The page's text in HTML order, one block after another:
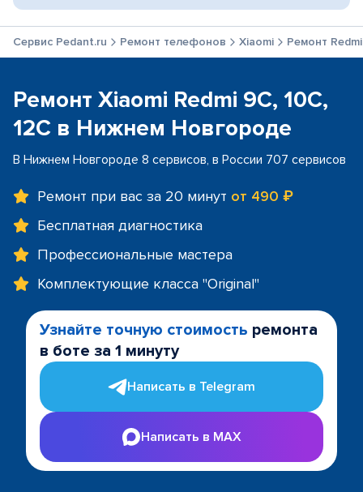
Сервис Pedant.ru Ремонт телефонов Xiaomi Ремонт
Ремонт Xiaomi Redmi 9C, 10C,
12C в Нижнем Новгороде
В Нижнем Новгороде 8 сервисов, в России 707 сервисов
Ремонт при вас за 20 минут от 490 ₽
Бесплатная диагностика
Профессиональные мастера
Комплектующие класса "Original"
Узнайте точную стоимость ремонта
в боте за 1 минуту
Написать в Telegram
Написать в MAX